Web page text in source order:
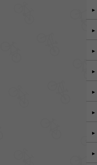
►
►
►
►
►
►
►
►